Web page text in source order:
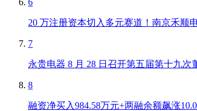
20 万注册资本切入多元赛道！南京禾顺
7
永贵电器 8 月 28 日召开第五届第十九
8
融资净买入984.58万元+两融余额飙涨